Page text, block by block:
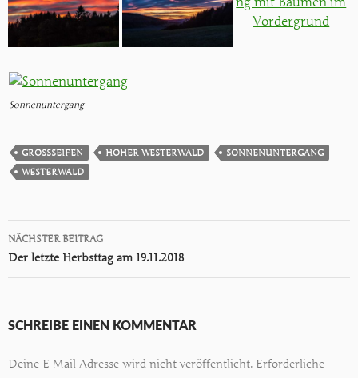
Sonnenuntergang
GROSSSEIFEN HOHER WESTERWALD
SONNENUNTERGANG
WESTERWALD
Beitragsnavigation
NÄCHSTER BEITRAG
Der letzte Herbsttag am 19.11.2018
SCHREIBE EINEN KOMMENTAR
Deine E-Mail-Adresse wird nicht veröffentlicht. Erforderliche